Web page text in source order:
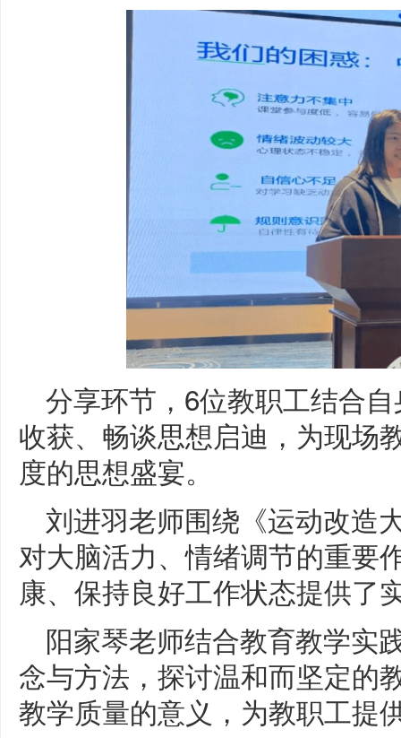
分享环节，6位教职工结合
收获、畅谈思想启迪，为现场
度的思想盛宴。
刘进羽老师围绕《运动改造
对大脑活力、情绪调节的重要
康、保持良好工作状态提供了
阳家琴老师结合教育教学实
念与方法，探讨温和而坚定的
教学质量的意义，为教职工提